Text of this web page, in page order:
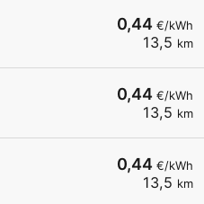
0,44 €/kWh
13,5 km
0,44 €/kWh
13,5 km
0,44 €/kWh
13,5 km